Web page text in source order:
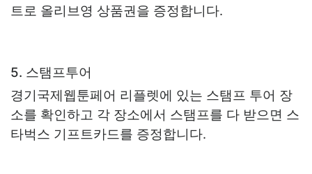
트로 올리브영 상품권을 증정합니다.
5. 스탬프투어
경기국제웹툰페어 리플렛에 있는 스탬프 투어 장
소를 확인하고 각 장소에서 스탬프를 다 받으면 스
타벅스 기프트카드를 증정합니다.